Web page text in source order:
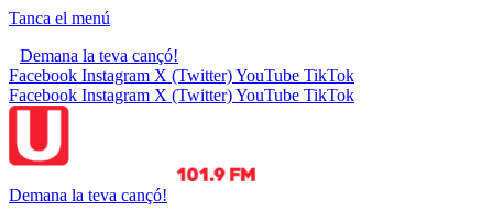
Tanca el menú
Demana la teva cançó!
Facebook Instagram X (Twitter)YouTube TikTok
Facebook Instagram X (Twitter)YouTube TikTok
Demana la teva cançó!